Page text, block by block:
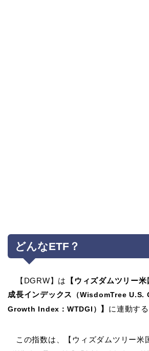
どんなETF？
【DGRW】は
【ウィズダムツリー
成長インデックス
（WisdomTree
Growth Index：WTDGI） 】 に連動す
この指数は、【ウィズダムツリー米